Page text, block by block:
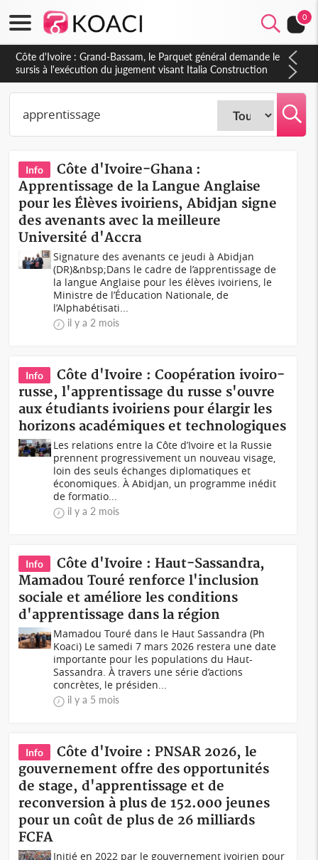
0
Côte d'Ivoire : Grand-Bassam, le Parquet général demande le
sursis à l'exécution du jugement visant Italia Construction
Info
Côte d'Ivoire-Ghana :
Apprentissage de la Langue Anglaise
pour les Élèves ivoiriens, Abidjan signe
des avenants avec la meilleure
Université d'Accra
Signature des avenants ce jeudi à Abidjan
(DR)&nbsp;Dans le cadre de l’apprentissage de
la langue Anglaise pour les élèves ivoiriens, le
Ministre de l’Éducation Nationale, de
l’Alphabétisati...
il y a 2 mois
Info
Côte d'Ivoire : Coopération ivoiro-
russe, l'apprentissage du russe s'ouvre
aux étudiants ivoiriens pour élargir les
horizons académiques et technologiques
Les relations entre la Côte d’Ivoire et la Russie
prennent progressivement un nouveau visage,
loin des seuls échanges diplomatiques et
économiques. À Abidjan, un programme inédit
de formatio...
il y a 2 mois
Info
Côte d'Ivoire : Haut-Sassandra,
Mamadou Touré renforce l'inclusion
sociale et améliore les conditions
d'apprentissage dans la région
Mamadou Touré dans le Haut Sassandra (Ph
Koaci) Le samedi 7 mars 2026 restera une date
importante pour les populations du Haut-
Sassandra. À travers une série d’actions
concrètes, le présiden...
il y a 5 mois
Info
Côte d'Ivoire : PNSAR 2026, le
gouvernement offre des opportunités
de stage, d'apprentissage et de
reconversion à plus de 152.000 jeunes
pour un coût de plus de 26 milliards
FCFA
Initié en 2022 par le gouvernement ivoirien pour